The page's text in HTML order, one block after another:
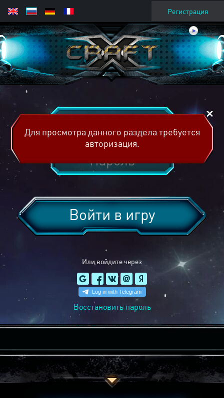
Регистрация
Или войдите через
Войти в игру
Восстановить пароль
Для просмотра данного раздела требуется
авторизация.